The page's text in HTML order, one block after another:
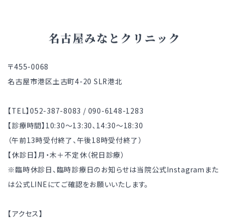
〒455-0068
名古屋市港区土古町4-20 SLR港北
【TEL】052-387-8083 / 090-6148-1283
【診療時間】10:30～13:30、14:30～18:30
（午前13時受付終了、午後18時受付終了）
【休診日】月・木＋不定休（祝日診療）
※臨時休診日、臨時診療日のお知らせは当院公式Instagramまた
は公式LINEにてご確認をお願いいたします。
【アクセス】